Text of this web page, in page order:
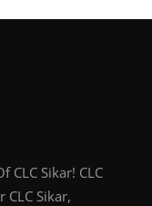
CLC Sikar! CLC
Sikar,